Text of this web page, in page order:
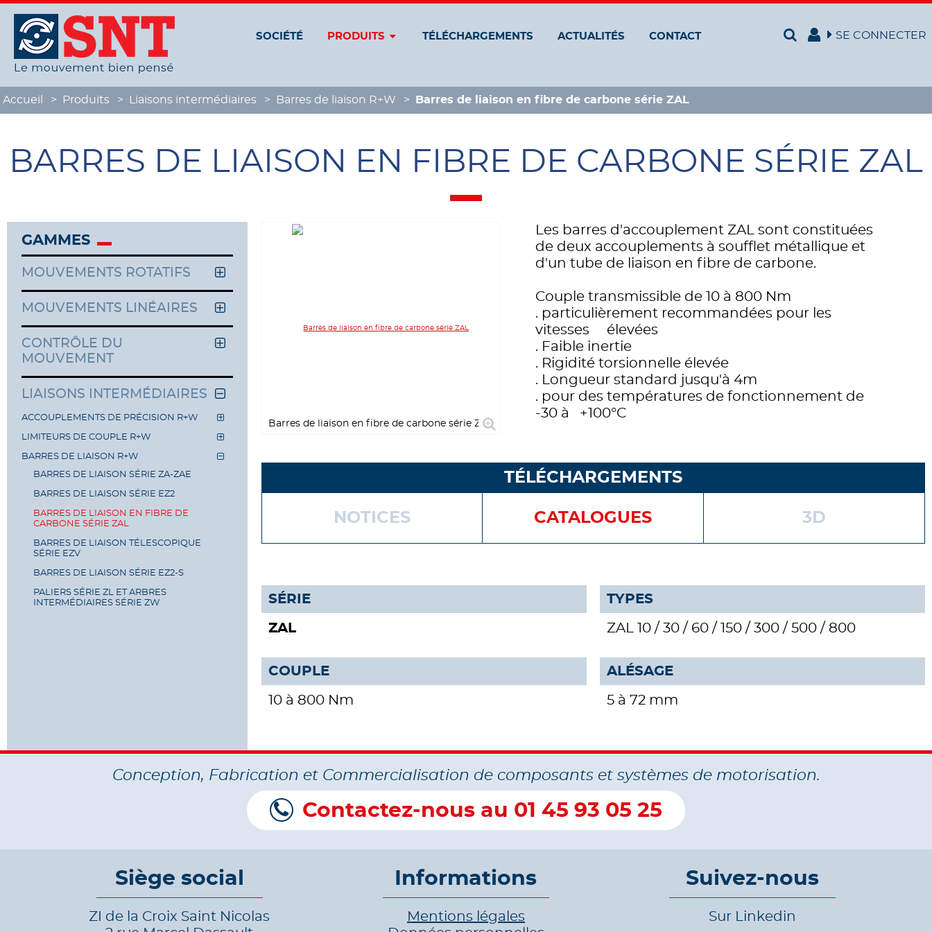
SE CONNECTER
SOCIÉTÉ PRODUITS TÉLÉCHARGEMENTS ACTUALITÉS CONTACT
Accueil Produits Liaisons intermédiaires Barres de liaison R+W Barres de liaison en fibre de carbone série ZAL
BARRES DE LIAISON EN FIBRE DE CARBONE SÉRIE ZAL
GAMMES
MOUVEMENTS ROTATIFS
MOUVEMENTS LINÉAIRES
CONTRÔLE DU
MOUVEMENT
LIAISONS INTERMÉDIAIRES
ACCOUPLEMENTS DE PRÉCISION R+W
LIMITEURS DE COUPLE R+W
BARRES DE LIAISON R+W
BARRES DE LIAISON SÉRIE ZA-ZAE
BARRES DE LIAISON SÉRIE EZ2
BARRES DE LIAISON EN FIBRE DE
CARBONE SÉRIE ZAL
BARRES DE LIAISON TÉLESCOPIQUE
SÉRIE EZV
BARRES DE LIAISON SÉRIE EZ2-S
PALIERS SÉRIE ZL ET ARBRES
INTERMÉDIAIRES SÉRIE ZW
Barres de liaison en fibre de carbone série ZAL
Les barres d'accouplement ZAL sont constituées
de deux accouplements à soufflet métallique et
d'un tube de liaison en fibre de carbone.
Couple transmissible de 10 à 800 Nm
. particulièrement recommandées pour les
vitesses élevées
. Faible inertie
. Rigidité torsionnelle élevée
. Longueur standard jusqu'à 4m
. pour des températures de fonctionnement de
-30 à +100°C
TÉLÉCHARGEMENTS
NOTICES CATALOGUES 3D
SÉRIE
ZAL
TYPES
ZAL 10 / 30 / 60 / 150 / 300 / 500 / 800
COUPLE
10 à 800 Nm
ALÉSAGE
5 à 72 mm
Conception, Fabrication et Commercialisation de composants et systèmes de motorisation.
Contactez-nous au 01 45 93 05 25
Siège social
ZI de la Croix Saint Nicolas
Informations
Mentions légales
Suivez-nous
Sur Linkedin
Panneau de gestion des cookies